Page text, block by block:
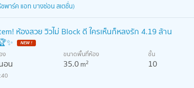
พาร์ค แอท บางซ่อน สเตชั่น)
ห้องสวย วิวไม่ Block ดี ใครเห็นก็หลงรัก 4.19 ล้าน
NEW !
ง
อน
ขนาดพื้นที่ห้อง
35.0m2
ชั้น
10